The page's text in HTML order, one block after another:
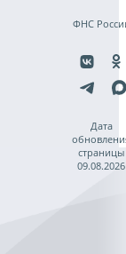
ФНС
Дата
страницы
09.08.2026